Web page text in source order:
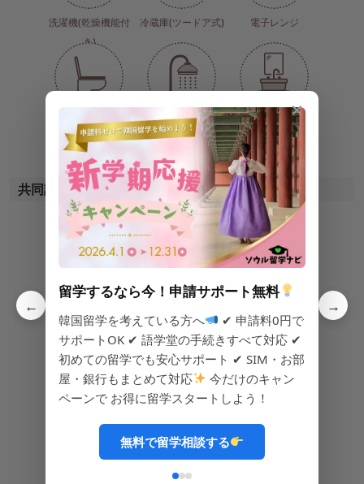
洗濯機(乾燥機能付
き)
冷蔵庫(ツードア式) 電子レンジ
トイレ シャワー 洗面台
共同設備
CCTV(防犯カメラ) 掃除機 炊飯器
IHコンロ 食器類 調理道具
←
✕
留学するなら今！申請サポート無料
韓国留学を考えている方へ
✔ 申請料0円で
サポートOK ✔ 語学堂の手続きすべて対応 ✔
初めての留学でも安心サポート ✔ SIM・お部
屋・銀行もまとめて対応
今だけのキャン
ペーンで お得に留学スタートしよう！
無料で留学相談する
→